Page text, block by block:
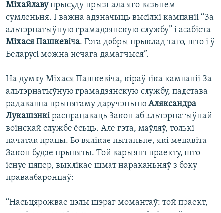
Міхайлавупрысуду прызнала яго вязьнем
сумленьня. І важна адзначыць высілкі кампаніі “За
альтэрнатыўную грамадзянскую службу” і асабіста
Міхася Пашкевіча. Гэта добры прыклад таго, што і ў
Беларусі можна нечага дамагчыся”.
На думку Міхася Пашкевіча, кіраўніка кампаніі За
альтэрнатыўную грамадзянскую службу, падстава
радавацца прынятаму даручэньню Аляксандра
Лукашэнкіраспрацаваць Закон аб альтэрнатыўнай
воінскай службе ёсьць. Але гэта, маўляў, толькі
пачатак працы. Бо вялікае пытаньне, які менавіта
Закон будзе прыняты. Той варыянт праекту, што
існуе цяпер, выклікае шмат нараканьняў з боку
праваабаронцаў:
“Насьцярожвае цэлы шэраг момантаў: той праект,